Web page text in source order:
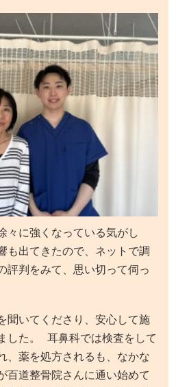
々に強くなっている気がし
も出てきたので、ネットで調
評判をみて、思い切って伺っ
聞いてくださり、安心して施
した。 耳鼻科では検査をして
、薬を処方されるも、なかな
百道整骨院さんに通い始めて